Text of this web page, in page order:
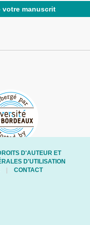
votre manuscrit
D'AUTEUR ET
D'UTILISATION
CONTACT